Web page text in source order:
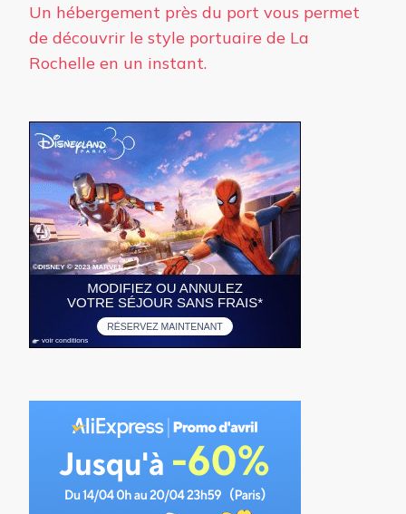
Un hébergement près du port vous permet
de découvrir le style portuaire de La
Rochelle en un instant.